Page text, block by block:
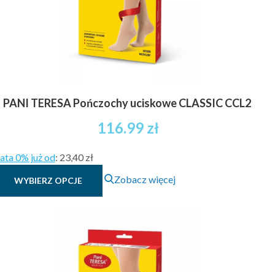
PANI TERESA Pończochy uciskowe CLASSIC CCL2
116.99 zł
0% już od: 23,40 zł
WYBIERZ OPCJE
Ten
produkt
wariantów.
Opcje
można
Zobacz więcej